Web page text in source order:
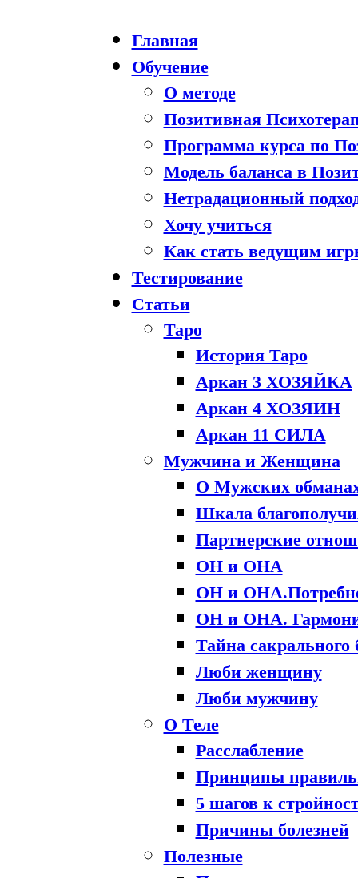
Главная
Обучение
О методе
Позитивная
Программа курса по
Модель баланса в
Нетрадационный
Хочу учиться
Как стать ведущим
Тестирование
Статьи
Таро
История Таро
Аркан 3 ХОЗЯЙКА
Аркан 4 ХОЗЯИН
Аркан 11 СИЛА
Мужчина и Женщина
О Мужских
Шкала
Партнерские
ОН и ОНА
ОН и
ОН и ОНА.
Тайна сакрального
Люби женщину
Люби мужчину
О Теле
Расслабление
Принципы
5 шагов к
Причины болезней
Полезные